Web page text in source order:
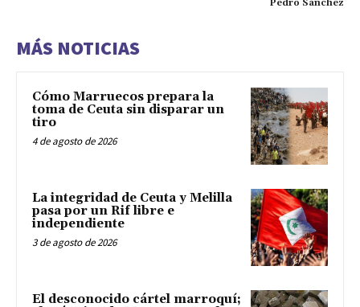
Pedro Sánchez
MÁS NOTICIAS
Cómo Marruecos prepara la
toma de Ceuta sin disparar un
tiro
4 de agosto de 2026
La integridad de Ceuta y Melilla
pasa por un Rif libre e
independiente
3 de agosto de 2026
El desconocido cártel marroquí;